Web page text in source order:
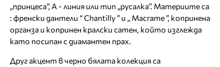
„принцеса”, А - линия или тип „русалка”. Материите са
: френски дантели “ Chantilly ” и „ Macrame ”, копринена
органза и копринен кралски сатен, който изглежда
като посипан с диамантен прах.
Друг акцент в черно бялата колекция са